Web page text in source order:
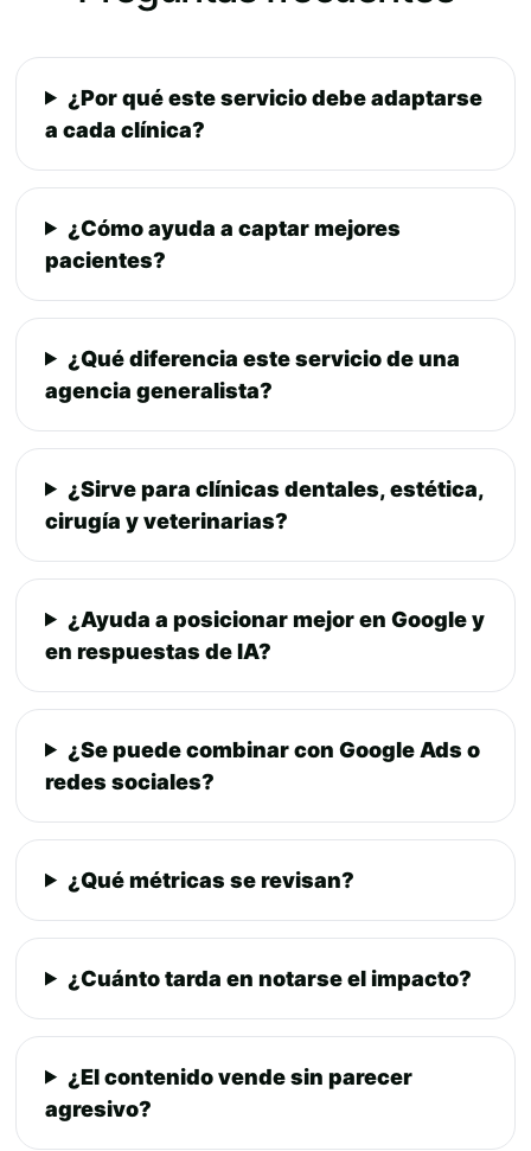
¿Por qué este servicio debe adaptarse
a cada clínica?
¿Cómo ayuda a captar mejores
pacientes?
¿Qué diferencia este servicio de una
agencia generalista?
¿Sirve para clínicas dentales, estética,
cirugía y veterinarias?
¿Ayuda a posicionar mejor en Google y
en respuestas de IA?
¿Se puede combinar con Google Ads o
redes sociales?
¿Qué métricas se revisan?
¿Cuánto tarda en notarse el impacto?
¿El contenido vende sin parecer
agresivo?